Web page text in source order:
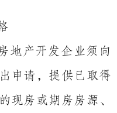
地产开发企业须向
申请，提供已取得
现房或期房房源、